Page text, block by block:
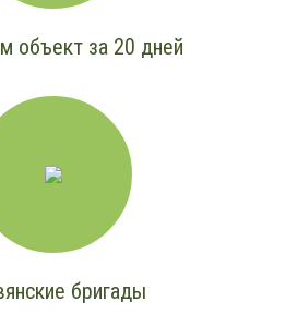
объект за 20 дней
бригады